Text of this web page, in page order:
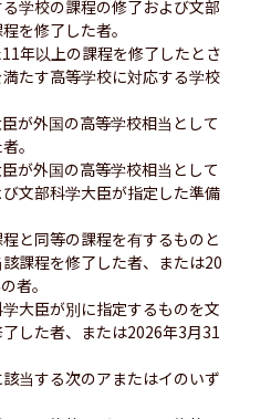
学校の課程の修了および文部
を修了した者。
年以上の課程を修了したとさ
たす高等学校に対応する学校
が外国の高等学校相当として
。
が外国の高等学校相当として
文部科学大臣が指定した準備
と同等の課程を有するものと
課程を修了した者、または20
者。
大臣が別に指定するものを文
した者、または2026年3月31
当する次のアまたはイのいず